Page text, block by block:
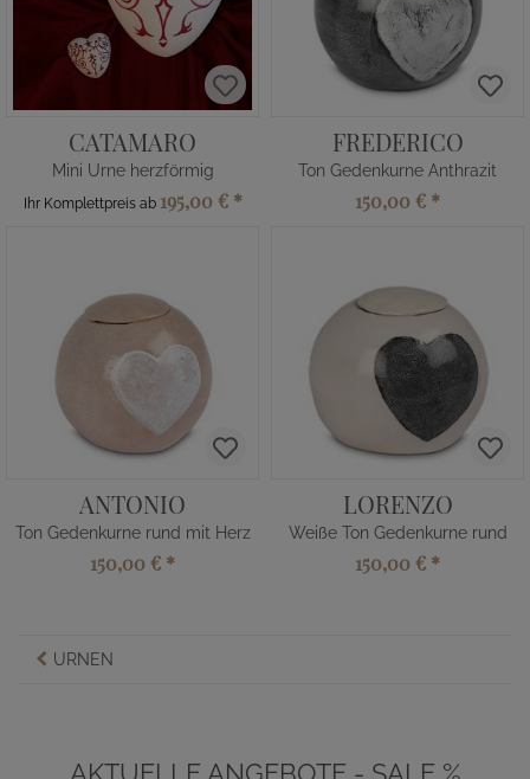
CATAMARO
Mini Urne herzförmig
Ihr Komplettpreis ab 195,00 € *
FREDERICO
Ton Gedenkurne Anthrazit
150,00 € *
ANTONIO
Ton Gedenkurne rund mit Herz
150,00 € *
LORENZO
Weiße Ton Gedenkurne rund
150,00 € *
URNEN